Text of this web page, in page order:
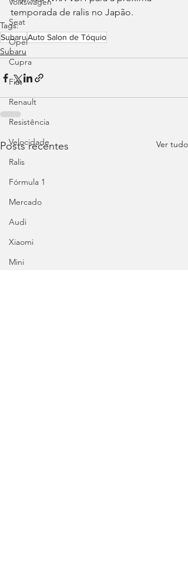
Seat
Opel
Cupra
Fiat
Renault
Resistência
Velocidade
Ralis
Fórmula 1
Mercado
Audi
Xiaomi
Mini
temporada de ralis no Japão.
Tags:
SubaruAuto Salon de Tóquio
Subaru
Posts recentes Ver tudo